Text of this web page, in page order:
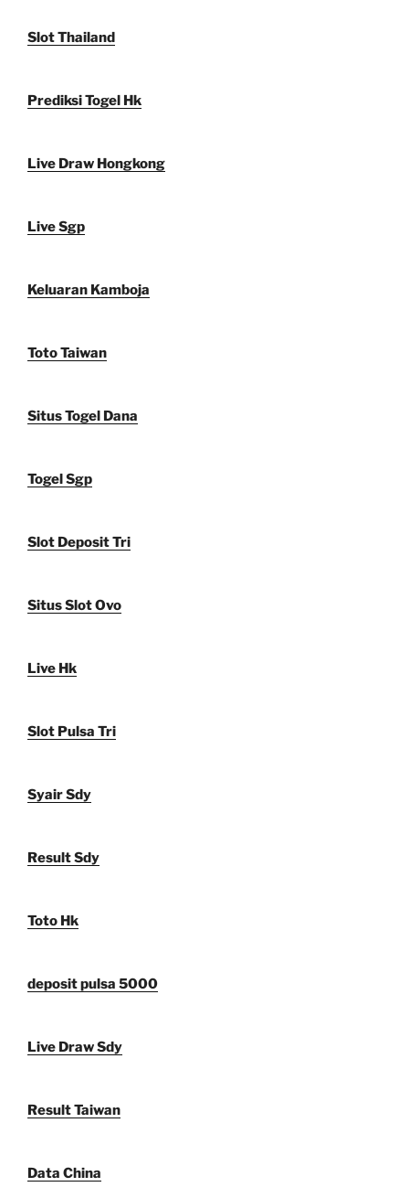
Slot Thailand
Prediksi Togel Hk
Live Draw Hongkong
Live Sgp
Keluaran Kamboja
Toto Taiwan
Situs Togel Dana
Togel Sgp
Slot Deposit Tri
Situs Slot Ovo
Live Hk
Slot Pulsa Tri
Syair Sdy
Result Sdy
Toto Hk
deposit pulsa 5000
Live Draw Sdy
Result Taiwan
Data China